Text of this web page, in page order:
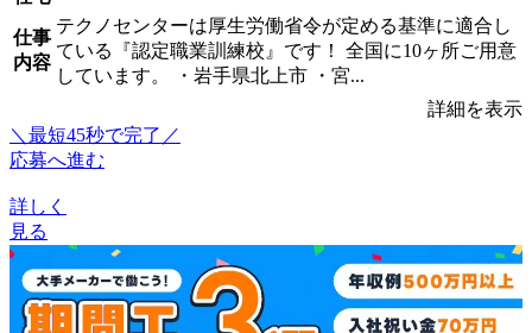
仕事
内容
テクノセンターは厚生労働省令が定める基準に適合し
ている『認定職業訓練校』です！ 全国に10ヶ所ご用意
しています。 ・岩手県北上市 ・宮...
詳細を表示
＼最短45秒で完了／
応募へ進む
詳しく
見る